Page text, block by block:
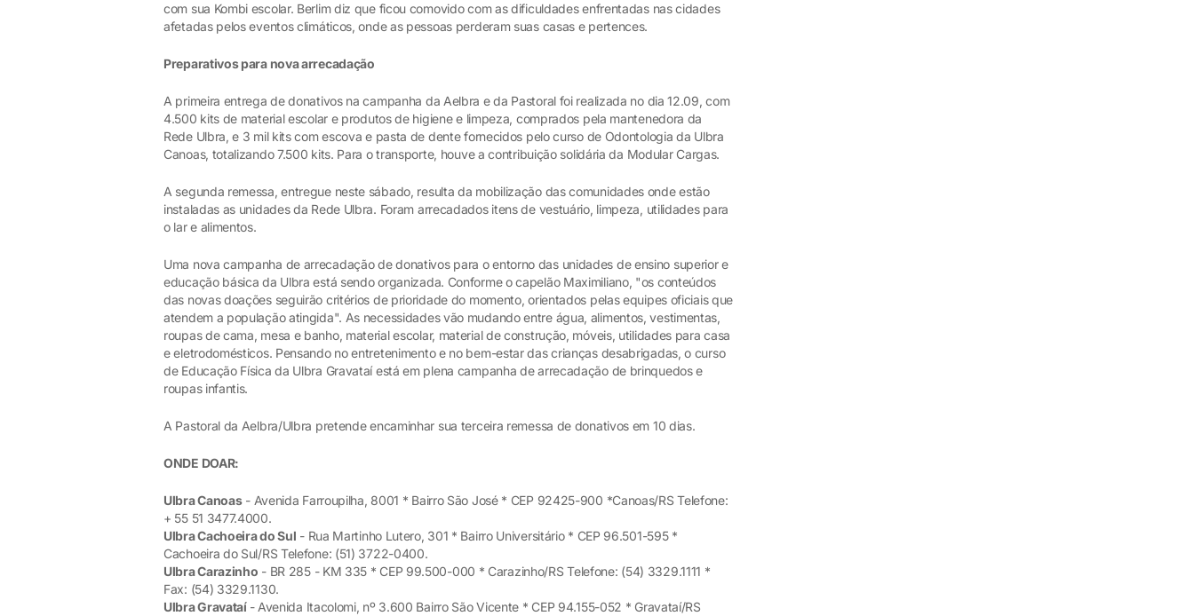
com sua Kombi escolar. Berlim diz que ficou comovido com as dificuldades enfrentadas nas cidades
afetadas pelos eventos climáticos, onde as pessoas perderam suas casas e pertences.
Preparativos para nova arrecadação
A primeira entrega de donativos na campanha da Aelbra e da Pastoral foi realizada no dia 12.09, com
4.500 kits de material escolar e produtos de higiene e limpeza, comprados pela mantenedora da
Rede Ulbra, e 3 mil kits com escova e pasta de dente fornecidos pelo curso de Odontologia da Ulbra
Canoas, totalizando 7.500 kits. Para o transporte, houve a contribuição solidária da Modular Cargas.
A segunda remessa, entregue neste sábado, resulta da mobilização das comunidades onde estão
instaladas as unidades da Rede Ulbra. Foram arrecadados itens de vestuário, limpeza, utilidades para
o lar e alimentos.
Uma nova campanha de arrecadação de donativos para o entorno das unidades de ensino superior e
educação básica da Ulbra está sendo organizada. Conforme o capelão Maximiliano, "os conteúdos
das novas doações seguirão critérios de prioridade do momento, orientados pelas equipes oficiais que
atendem a população atingida". As necessidades vão mudando entre água, alimentos, vestimentas,
roupas de cama, mesa e banho, material escolar, material de construção, móveis, utilidades para casa
e eletrodomésticos. Pensando no entretenimento e no bem-estar das crianças desabrigadas, o curso
de Educação Física da Ulbra Gravataí está em plena campanha de arrecadação de brinquedos e
roupas infantis.
A Pastoral da Aelbra/Ulbra pretende encaminhar sua terceira remessa de donativos em 10 dias.
ONDE DOAR:
Ulbra Canoas- Avenida Farroupilha, 8001 * Bairro São José * CEP 92425-900 *Canoas/RS Telefone:
+ 55 51 3477.4000.
Ulbra Cachoeira do Sul - Rua Martinho Lutero, 301 * Bairro Universitário * CEP 96.501-595 *
Cachoeira do Sul/RS Telefone: (51) 3722-0400.
Ulbra Carazinho - BR 285 - KM 335 * CEP 99.500-000 * Carazinho/RS Telefone: (54) 3329.1111 *
Fax: (54) 3329.1130.
Ulbra Gravataí - Avenida Itacolomi, nº 3.600 Bairro São Vicente * CEP 94.155-052 * Gravataí/RS